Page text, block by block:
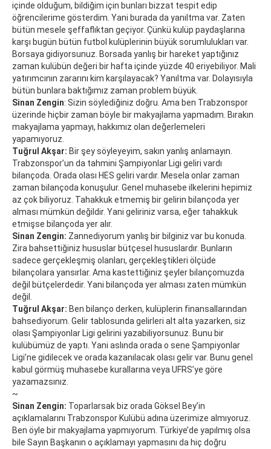
içinde olduğum, bildiğim için bunları bizzat tespit edip
öğrencilerime gösterdim. Yani burada da yanıltma var. Zaten
bütün mesele şeffaflıktan geçiyor. Çünkü kulüp paydaşlarına
karşı bugün bütün futbol kulüplerinin büyük sorumlulukları var.
Borsaya gidiyorsunuz. Borsada yanlış bir hareket yaptığınız
zaman kulübün değeri bir hafta içinde yüzde 40 eriyebiliyor. Mali
yatırımcının zararını kim karşılayacak? Yanıltma var. Dolayısıyla
bütün bunlara baktığımız zaman problem büyük.
Sinan Zengin: Sizin söylediğiniz doğru. Ama ben Trabzonspor
üzerinde hiçbir zaman böyle bir makyajlama yapmadım. Bırakın
makyajlama yapmayı, hakkımız olan değerlemeleri
yapamıyoruz.
Tuğrul Akşar: Bir şey söyleyeyim, sakın yanlış anlamayın.
Trabzonspor’un da tahmini Şampiyonlar Ligi geliri vardı
bilançoda. Orada olası HES geliri vardır. Mesela onlar zaman
zaman bilançoda konuşulur. Genel muhasebe ilkelerini hepimiz
az çok biliyoruz. Tahakkuk etmemiş bir gelirin bilançoda yer
alması mümkün değildir. Yani geliriniz varsa, eğer tahakkuk
etmişse bilançoda yer alır.
Sinan Zengin: Zannediyorum yanlış bir bilginiz var bu konuda.
Zira bahsettiğiniz hususlar bütçesel hususlardır. Bunların
sadece gerçekleşmiş olanları, gerçekleştikleri ölçüde
bilançolara yansırlar. Ama kastettiğiniz şeyler bilançomuzda
değil bütçelerdedir. Yani bilançoda yer alması zaten mümkün
değil.
Tuğrul Akşar: Ben bilanço derken, kulüplerin finansallarından
bahsediyorum. Gelir tablosunda gelirleri alt alta yazarken, siz
olası Şampiyonlar Ligi gelirini yazabiliyorsunuz. Bunu bir
kulübümüz de yaptı. Yani aslında orada o sene Şampiyonlar
Ligi’ne gidilecek ve orada kazanılacak olası gelir var. Bunu genel
kabul görmüş muhasebe kurallarına veya UFRS’ye göre
yazamazsınız.
~
Sinan Zengin: Toparlarsak biz orada Göksel Bey’in
açıklamalarını Trabzonspor Kulübü adına üzerimize almıyoruz.
Ben öyle bir makyajlama yapmıyorum. Türkiye’de yapılmış olsa
bile Sayın Başkanın o açıklamayı yapmasını da hiç doğru